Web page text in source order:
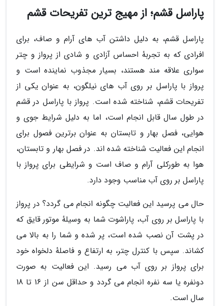
پاراسل قشم؛ از مهیج ترین تفریحات قشم
پاراسل قشم، به دلیل داشتن آب های آرام و صاف، برای
افرادی که به تجربهٔ احساس آزادی و شادی از پرواز و چتر
سواری علاقه مند هستند، بسیار مجذوب نماینده است و
پرواز با پاراسل بر روی آب های نیلگون، به عنوان یکی از
تفریحات قشم، شناخته شده است. پرواز با پاراسل در قشم
در طول سال قابل انجام است، اما به دلیل شرایط جوی و
هوایی، فصل بهار و تابستان به عنوان برترین فصول برای
انجام این فعالیت شناخته شده اند. در فصل بهار و تابستان،
هوا به طورکلی آرام و صاف است و شرایطی برای پرواز با
پاراسل بر روی آب مناسب وجود دارد.
حال می پرسید این فعالیت چگونه انجام می گردد؟ در پرواز
با پاراسل بر روی آب، پاراشوت شما به وسیلهٔ موتور قایق که
در پشت آن نصب شده است، پر شده و شما را به بالا می
کشاند. سپس با کنترل چتر، به ارتفاع و فاصلهٔ دلخواه خود
برای پرواز بر روی آب می رسید. این فعالیت به صورت
دونفره یا سه نفره انجام می گردد و حداقل سن از 16 تا 18
سال است.